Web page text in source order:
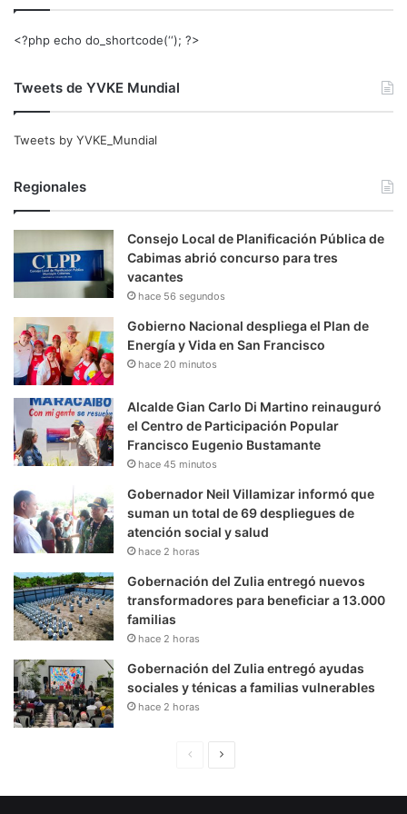
<?php echo do_shortcode(‘‘); ?>
Tweets de YVKE Mundial
Tweets by YVKE_Mundial
Regionales
Consejo Local de Planificación Pública de
Cabimas abrió concurso para tres
vacantes
hace 56 segundos
Gobierno Nacional despliega el Plan de
Energía y Vida en San Francisco
hace 20 minutos
Alcalde Gian Carlo Di Martino reinauguró
el Centro de Participación Popular
Francisco Eugenio Bustamante
hace 45 minutos
Gobernador Neil Villamizar informó que
suman un total de 69 despliegues de
atención social y salud
hace 2 horas
Gobernación del Zulia entregó nuevos
transformadores para beneficiar a 13.000
familias
hace 2 horas
Gobernación del Zulia entregó ayudas
sociales y ténicas a familias vulnerables
hace 2 horas